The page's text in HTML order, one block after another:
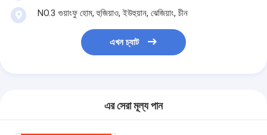
NO.3 গুয়াংফু হোম, হুজিয়াও, ইউহুয়ান, ঝেজিয়াং, চীন
এখন চ্যাট
এর সেরা মূল্য পান